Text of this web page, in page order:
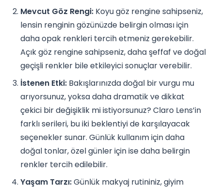
Mevcut Göz Rengi: Koyu göz rengine sahipseniz,
lensin renginin gözünüzde belirgin olması için
daha opak renkleri tercih etmeniz gerekebilir.
Açık göz rengine sahipseniz, daha şeffaf ve doğal
geçişli renkler bile etkileyici sonuçlar verebilir.
İstenen Etki: Bakışlarınızda doğal bir vurgu mu
arıyorsunuz, yoksa daha dramatik ve dikkat
çekici bir değişiklik mi istiyorsunuz? Claro Lens’in
farklı serileri, bu iki beklentiyi de karşılayacak
seçenekler sunar. Günlük kullanım için daha
doğal tonlar, özel günler için ise daha belirgin
renkler tercih edilebilir.
Yaşam Tarzı:Günlük makyaj rutininiz, giyim